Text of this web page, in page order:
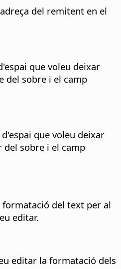
del remitent en el
que voleu deixar
del sobre i el camp
que voleu deixar
sobre i el camp
del text per al
editar.
editar la formatació dels